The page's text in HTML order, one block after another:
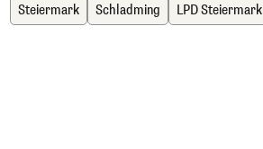
Steiermark Schladming LPD Steiermark